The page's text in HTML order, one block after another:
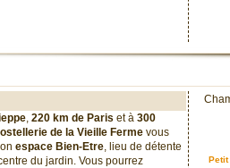
, 220 km de Paris et à 300
de la Vieille Ferme vous
espace Bien-Etre, lieu de détente
du jardin. Vous pourrez
Petit